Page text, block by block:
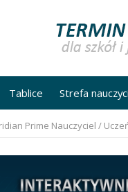
Tablice Strefa
Prime Nauczyciel /